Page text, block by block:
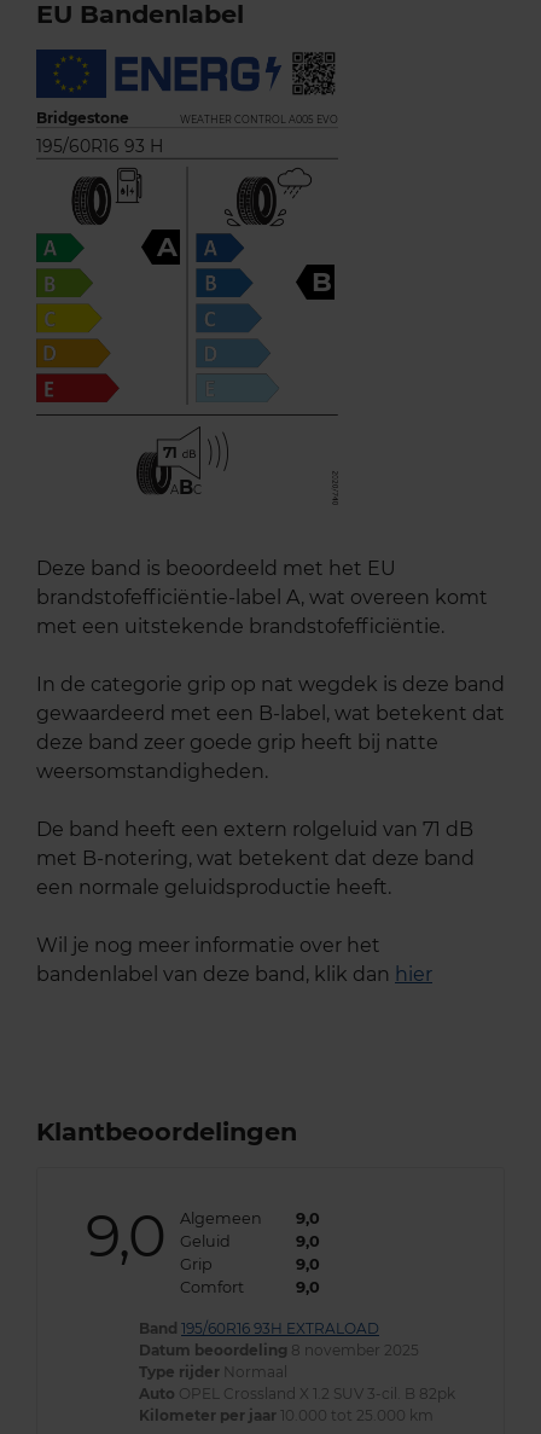
EU Bandenlabel
Bridgestone WEATHER CONTROL A005 EVO
195/60R16 93 H
A
B
71
ABC
Deze band is beoordeeld met het EU
brandstofefficiëntie-label A, wat overeen komt
met een uitstekende brandstofefficiëntie.
In de categorie grip op nat wegdek is deze band
gewaardeerd met een B-label, wat betekent dat
deze band zeer goede grip heeft bij natte
weersomstandigheden.
De band heeft een extern rolgeluid van 71 dB
met B-notering, wat betekent dat deze band
een normale geluidsproductie heeft.
Wil je nog meer informatie over het
bandenlabel van deze band, klik dan hier
Klantbeoordelingen
9,0 Algemeen
9,0
Geluid
9,0
Grip
9,0
Comfort
9,0
Band 195/60R16 93H EXTRALOAD
Datum beoordeling 8 november 2025
Type rijder Normaal
Auto OPEL Crossland X 1.2 SUV 3-cil. B 82pk
Kilometer per jaar 10.000 tot 25.000 km